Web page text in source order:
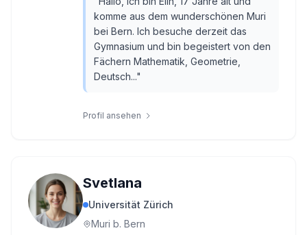
komme aus dem wunderschönen Muri
bei Bern. Ich besuche derzeit das
Gymnasium und bin begeistert von den
Fächern Mathematik, Geometrie,
Deutsch..."
Profil ansehen
Svetlana
Universität Zürich
Muri b. Bern